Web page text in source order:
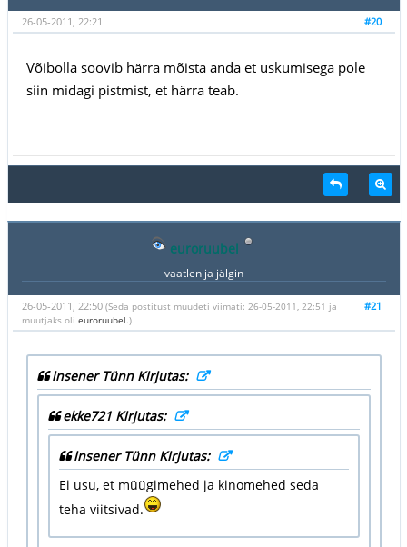
#20
26-05-2011, 22:21
Võibolla soovib härra mõista anda et uskumisega pole
siin midagi pistmist, et härra teab.
euroruubel
vaatlen ja jälgin
#21
26-05-2011, 22:50 (Seda postitust muudeti viimati: 26-05-2011, 22:51 ja
muutjaks oli euroruubel .)
insener Tünn Kirjutas:
ekke721 Kirjutas:
insener Tünn Kirjutas:
Ei usu, et müügimehed ja kinomehed seda
teha viitsivad.